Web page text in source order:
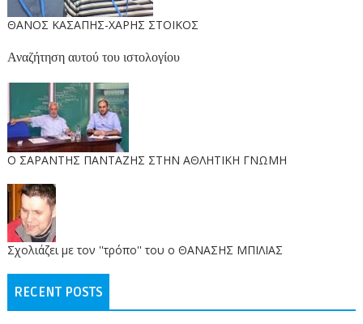
ΘΑΝΟΣ ΚΑΣΑΠΗΣ-ΧΑΡΗΣ ΣΤΟΙΚΟΣ
Αναζήτηση αυτού του ιστολογίου
O ΣΑΡΑΝΤΗΣ ΠΑΝΤΑΖΗΣ ΣΤΗΝ ΑΘΛΗΤΙΚΗ ΓΝΩΜΗ
Σχολιάζει με τον ''τρόπο'' του ο ΘΑΝΑΣΗΣ ΜΠΙΛΙΑΣ
RECENT POSTS